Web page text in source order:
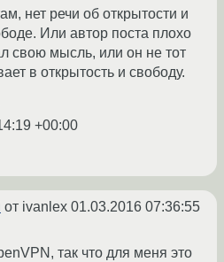
нет речи об открытости и
Или автор поста плохо
свою мысль, или он не тот
в открытость и свободу.
+00:00
от ivanlex 01.03.2016 07:36:55
так что для меня это